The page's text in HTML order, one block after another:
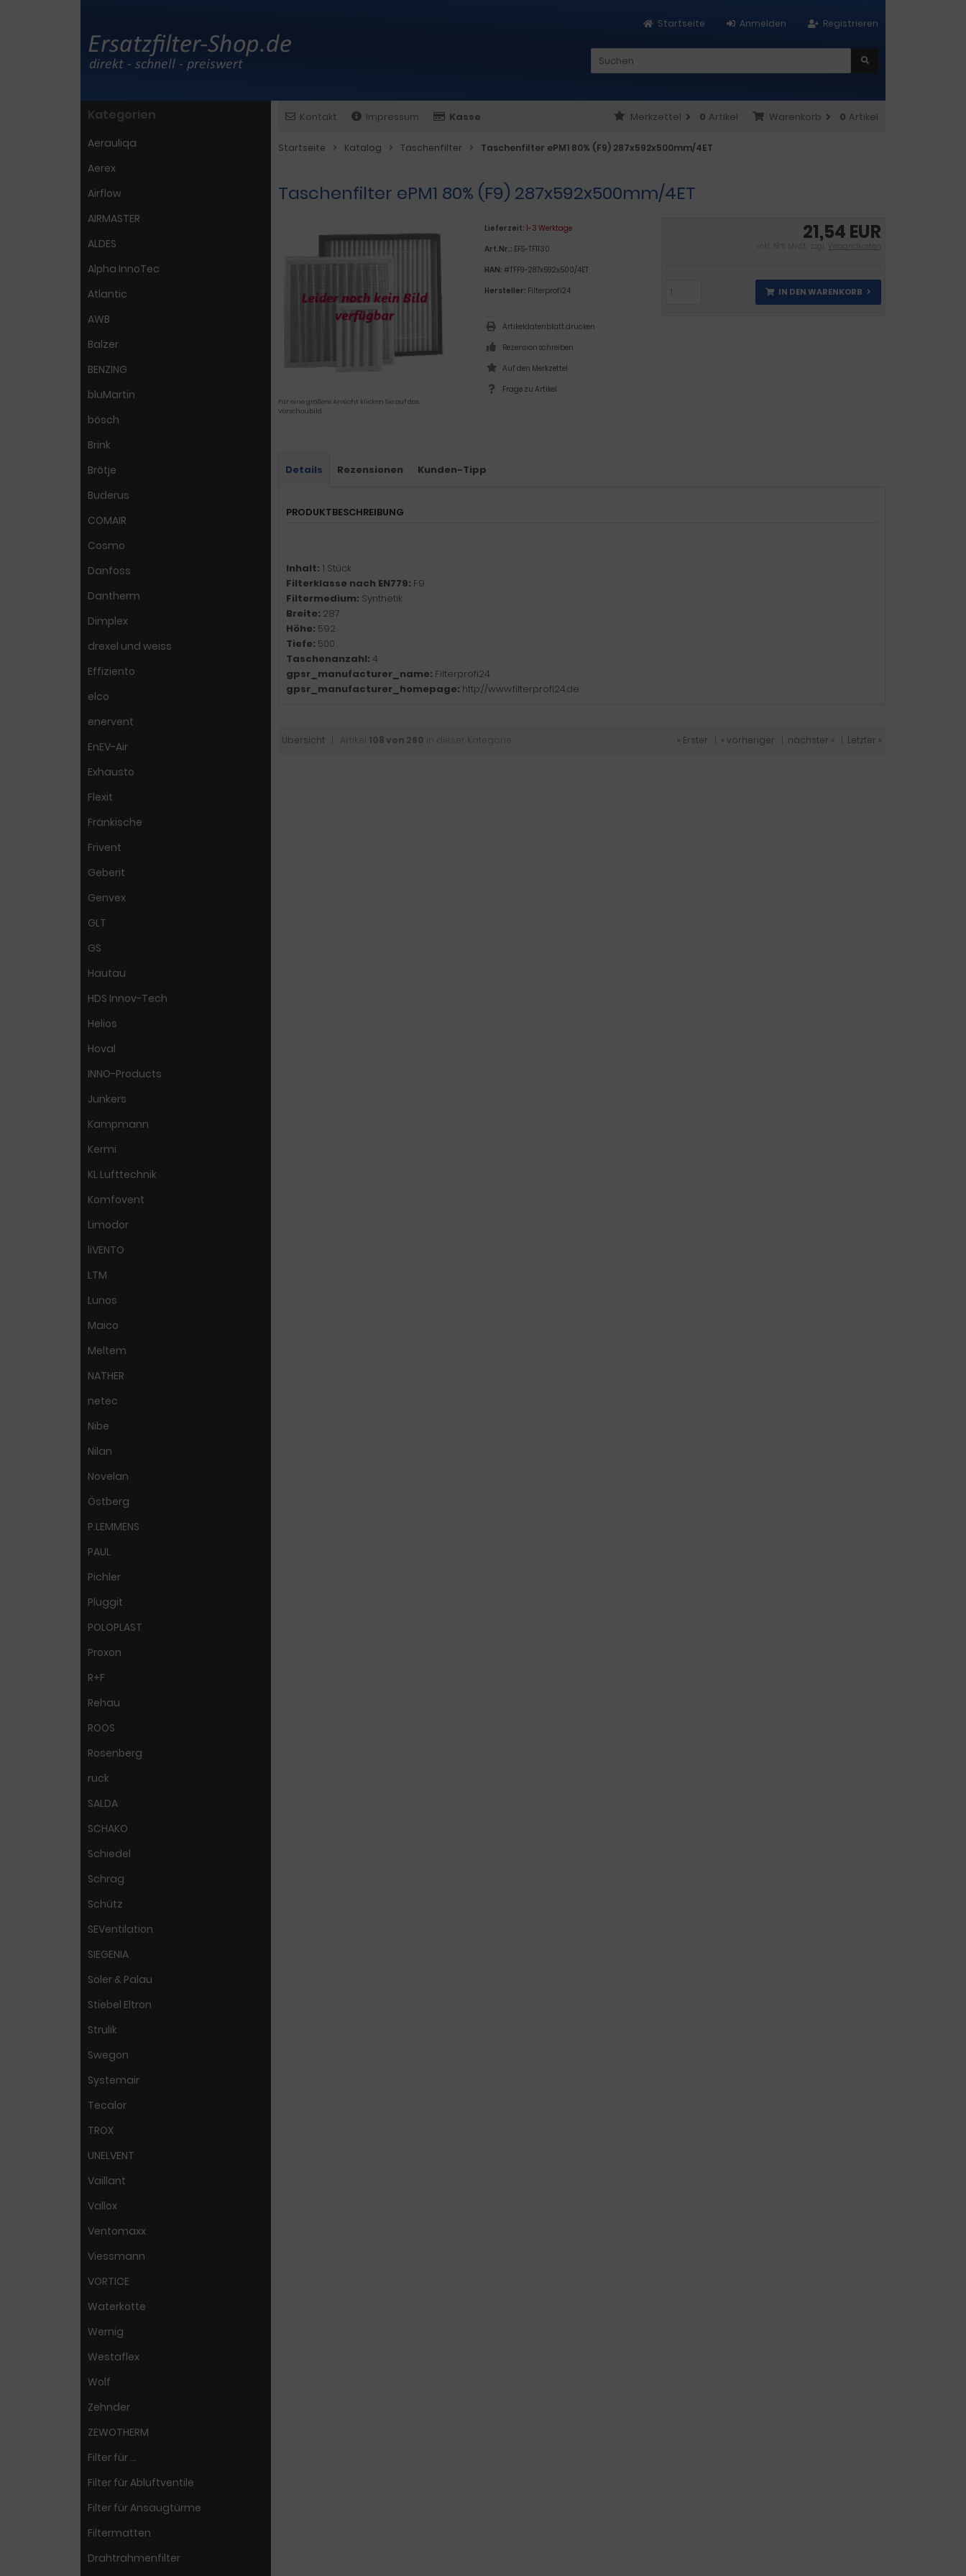
Registrieren
Anmelden
Startseite
Kontakt Impressum Kasse Warenkorb 0 Artikel
Merkzettel 0 Artikel
Startseite Katalog Taschenfilter Taschenfilter ePM1 80% (F9) 287x592x500mm/4ET
Taschenfilter ePM1 80% (F9) 287x592x500mm/4ET
Für eine größere Ansicht klicken Sie auf das
Vorschaubild
21,54 EUR
inkl. 19 % MwSt. zzgl. Versandkosten
IN DEN WARENKORB
Lieferzeit: 1-3 Werktage
Art.Nr.: EFS-TF1130
HAN: #TFF9-287x592x500/4ET
Hersteller: Filterprofi24
Artikeldatenblatt drucken
Rezension schreiben
Frage zu Artikel
Details Rezensionen Kunden-Tipp
PRODUKTBESCHREIBUNG
Inhalt: 1 Stück
Filterklasse nach EN779: F9
Filtermedium: Synthetik
Breite: 287
Höhe: 592
Tiefe: 500
Taschenanzahl: 4
gpsr_manufacturer_name: Filterprofi24
gpsr_manufacturer_homepage: http://www.filterprofi24.de
Übersicht | Artikel 108 von 260 in dieser Kategorie « Erster « vorheriger nächster » Letzter »
Kategorien
Aerauliqa
Aerex
Airflow
AIRMASTER
ALDES
Alpha InnoTec
Atlantic
AWB
Balzer
BENZING
bluMartin
bösch
Brink
Brötje
Buderus
COMAIR
Cosmo
Danfoss
Dantherm
Dimplex
drexel und weiss
Effiziento
elco
enervent
EnEV-Air
Exhausto
Flexit
Fränkische
Frivent
Geberit
Genvex
GLT
GS
Hautau
HDS Innov-Tech
Helios
Hoval
INNO-Products
Junkers
Kampmann
Kermi
KL Lufttechnik
Komfovent
Limodor
liVENTO
LTM
Lunos
Maico
Meltem
NATHER
netec
Nibe
Nilan
Novelan
Östberg
P.LEMMENS
PAUL
Pichler
Pluggit
POLOPLAST
Proxon
R+F
Rehau
ROOS
Rosenberg
ruck
SALDA
SCHAKO
Schiedel
Schrag
Schütz
SEVentilation
SIEGENIA
Soler & Palau
Stiebel Eltron
Strulik
Swegon
Systemair
Tecalor
TROX
UNELVENT
Vaillant
Vallox
Ventomaxx
Viessmann
VORTICE
Waterkotte
Wernig
Westaflex
Wolf
Zehnder
ZEWOTHERM
Filter für ...
Filter für Abluftventile
Filter für Ansaugtürme
Filtermatten
Drahtrahmenfilter